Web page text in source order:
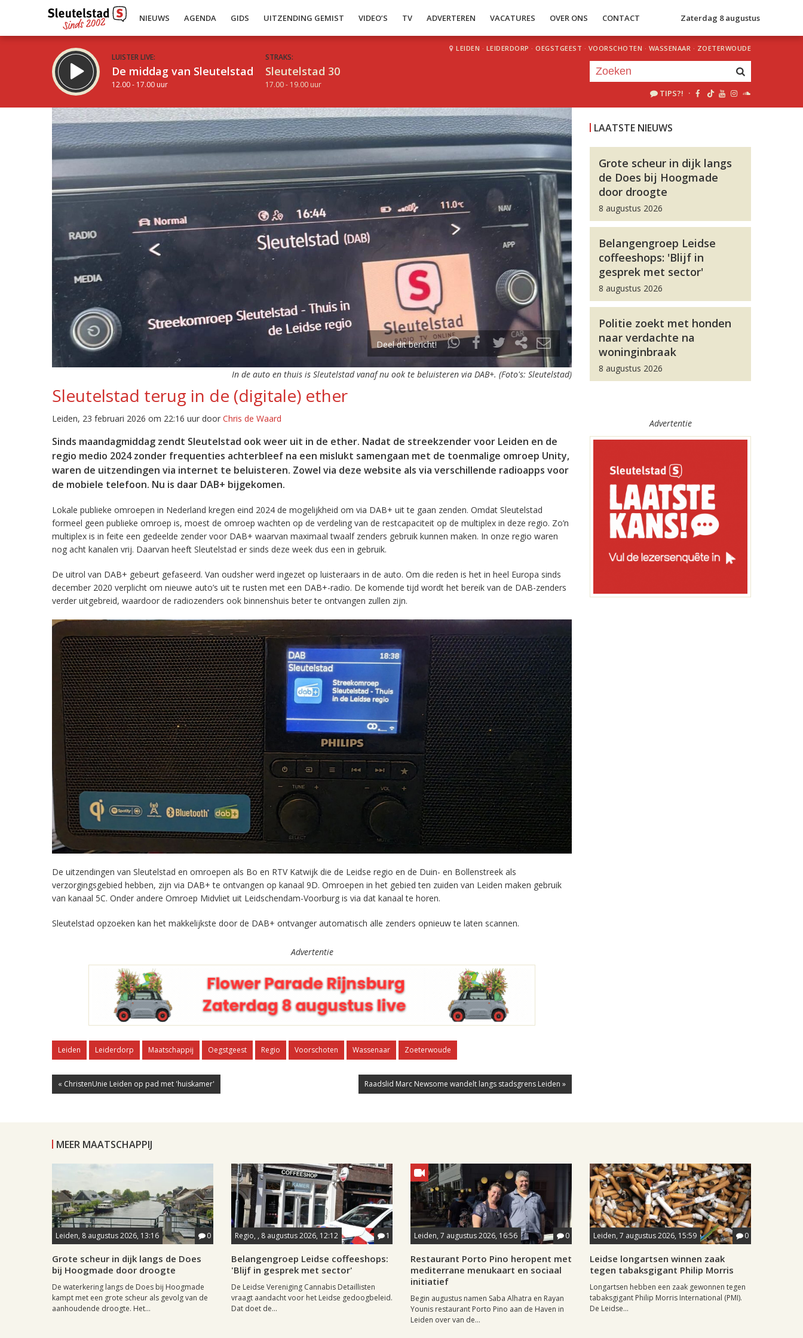
NIEUWS AGENDA GIDS UITZENDING GEMIST VIDEO’S TV ADVERTEREN VACATURES OVER ONS CONTACT Zaterdag 8 augustus
LUISTER LIVE:
De middag van Sleutelstad
12.00 - 17.00 uur
STRAKS:
Sleutelstad 30
17.00 - 19.00 uur
LEIDEN · LEIDERDORP · OEGSTGEEST · VOORSCHOTEN · WASSENAAR · ZOETERWOUDE
TIPS?! ·
Deel dit bericht!
In de auto en thuis is Sleutelstad vanaf nu ook te beluisteren via DAB+. (Foto's: Sleutelstad)
Sleutelstad terug in de (digitale) ether
Leiden, 23 februari 2026 om 22:16 uur door Chris de Waard
Sinds maandagmiddag zendt Sleutelstad ook weer uit in de ether. Nadat de streekzender voor Leiden en de
regio medio 2024 zonder frequenties achterbleef na een mislukt samengaan met de toenmalige omroep Unity,
waren de uitzendingen via internet te beluisteren. Zowel via deze website als via verschillende radioapps voor
de mobiele telefoon. Nu is daar DAB+ bijgekomen.
Lokale publieke omroepen in Nederland kregen eind 2024 de mogelijkheid om via DAB+ uit te gaan zenden. Omdat Sleutelstad
formeel geen publieke omroep is, moest de omroep wachten op de verdeling van de restcapaciteit op de multiplex in deze regio. Zo’n
multiplex is in feite een gedeelde zender voor DAB+ waarvan maximaal twaalf zenders gebruik kunnen maken. In onze regio waren
nog acht kanalen vrij. Daarvan heeft Sleutelstad er sinds deze week dus een in gebruik.
De uitrol van DAB+ gebeurt gefaseerd. Van oudsher werd ingezet op luisteraars in de auto. Om die reden is het in heel Europa sinds
december 2020 verplicht om nieuwe auto’s uit te rusten met een DAB+-radio. De komende tijd wordt het bereik van de DAB-zenders
verder uitgebreid, waardoor de radiozenders ook binnenshuis beter te ontvangen zullen zijn.
De uitzendingen van Sleutelstad en omroepen als Bo en RTV Katwijk die de Leidse regio en de Duin- en Bollenstreek als
verzorgingsgebied hebben, zijn via DAB+ te ontvangen op kanaal 9D. Omroepen in het gebied ten zuiden van Leiden maken gebruik
van kanaal 5C. Onder andere Omroep Midvliet uit Leidschendam-Voorburg is via dat kanaal te horen.
Sleutelstad opzoeken kan het makkelijkste door de DAB+ ontvanger automatisch alle zenders opnieuw te laten scannen.
Advertentie
Leiden Leiderdorp Maatschappij Oegstgeest Regio Voorschoten Wassenaar Zoeterwoude
« ChristenUnie Leiden op pad met 'huiskamer' Raadslid Marc Newsome wandelt langs stadsgrens Leiden »
LAATSTE NIEUWS
Grote scheur in dijk langs
de Does bij Hoogmade
door droogte
8 augustus 2026
Belangengroep Leidse
coffeeshops: 'Blijf in
gesprek met sector'
8 augustus 2026
Politie zoekt met honden
naar verdachte na
woninginbraak
8 augustus 2026
Advertentie
MEER MAATSCHAPPIJ
Leiden, 8 augustus 2026, 13:16 0
Grote scheur in dijk langs de Does
bij Hoogmade door droogte
De waterkering langs de Does bij Hoogmade
kampt met een grote scheur als gevolg van de
aanhoudende droogte. Het...
Regio, , 8 augustus 2026, 12:12 1
Belangengroep Leidse coffeeshops:
'Blijf in gesprek met sector'
De Leidse Vereniging Cannabis Detaillisten
vraagt aandacht voor het Leidse gedoogbeleid.
Dat doet de...
Leiden, 7 augustus 2026, 16:56 0
Restaurant Porto Pino heropent met
mediterrane menukaart en sociaal
initiatief
Begin augustus namen Saba Alhatra en Rayan
Younis restaurant Porto Pino aan de Haven in
Leiden over van de...
Leiden, 7 augustus 2026, 15:59 0
Leidse longartsen winnen zaak
tegen tabaksgigant Philip Morris
Longartsen hebben een zaak gewonnen tegen
tabaksgigant Philip Morris International (PMI).
De Leidse...